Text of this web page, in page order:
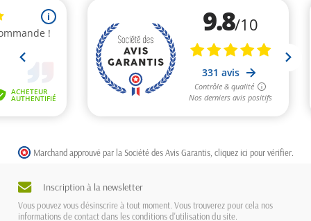
Marchand approuvé par la Société des Avis Garantis, cliquez ici pour vérifier
Inscription à la newsletter
Vous pouvez vous désinscrire à tout moment. Vous trouverez pour cela nos
informations de contact dans les conditions d'utilisation du site.